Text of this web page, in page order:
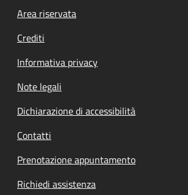
Footer menu
Area riservata
Crediti
Informativa privacy
Note legali
Dichiarazione di accessibilità
Contatti
Prenotazione appuntamento
Richiedi assistenza